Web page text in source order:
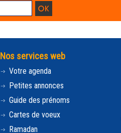
Nos services web
Votre agenda
Petites annonces
Guide des prénoms
Cartes de voeux
Ramadan